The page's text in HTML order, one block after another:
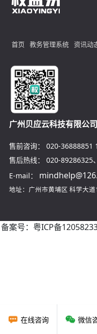
在线咨询 微信
首页 教务管理系统 资讯动
广州贝应云科技有限公司
售前咨询： 020-36888851
售后热线：
020-89286325、
E-mail：
地址：广州市黄埔区 科学大道
备案号： 粤ICP备